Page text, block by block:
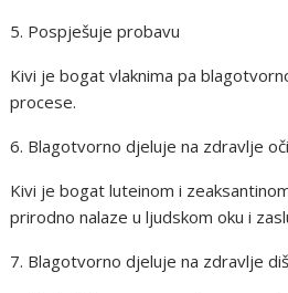
5. Pospješuje probavu
Kivi je bogat vlaknima pa
procese.
6. Blagotvorno djeluje na zdravlje
Kivi je bogat luteinom i
prirodno nalaze u ljudskom oku i
7. Blagotvorno djeluje na zdravlje